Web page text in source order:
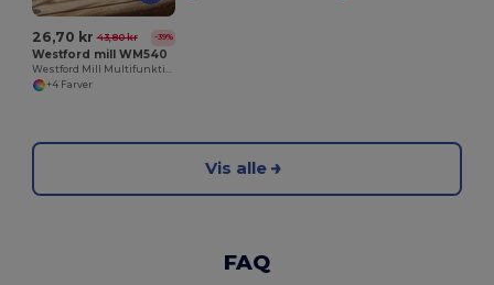
26,70 kr 43,80 kr -39%
Westford mill WM540
+4 Farver
Vis alle
FAQ